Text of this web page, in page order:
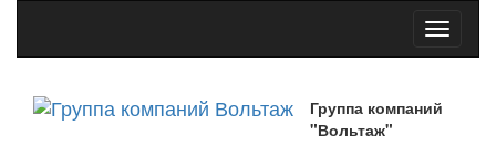
Toggle
Группа компаний
"Вольтаж"